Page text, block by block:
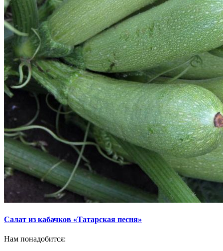
Салат из кабачков «Татарская песня»
Нам понадобится: